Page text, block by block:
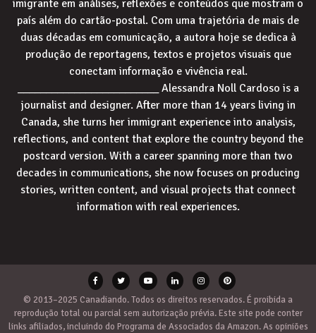
imigrante em análises, reflexões e conteúdos que mostram o
país além do cartão-postal. Com uma trajetória de mais de
duas décadas em comunicação, a autora hoje se dedica à
produção de reportagens, textos e projetos visuais que
conectam informação e vivência real.
_________________________ Alessandra Noll Cardoso is a
journalist and designer. After more than 14 years living in
Canada, she turns her immigrant experience into analysis,
reflections, and content that explore the country beyond the
postcard version. With a career spanning more than two
decades in communications, she now focuses on producing
stories, written content, and visual projects that connect
information with real experiences.
© 2013–2025 Canadiando. Todos os direitos reservados. É proibida a
reprodução total ou parcial sem autorização prévia. Este site pode conter
links afiliados, incluindo do Programa de Associados da Amazon. As opiniões